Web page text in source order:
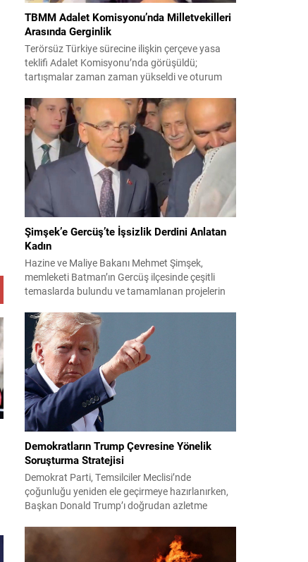
TBMM Adalet Komisyonu’nda Milletvekilleri
Arasında Gerginlik
Terörsüz Türkiye sürecine ilişkin çerçeve yasa
teklifi Adalet Komisyonu’nda görüşüldü;
tartışmalar zaman zaman yükseldi ve oturum
çalışmalarında kimi milletvekilleri arasında sözlü
gerilim yaşandı, daha sonra fiziksel arbede çıktı.
Görüşme sırasında İyi Parti ile MHP milletvekilleri
arasında söz düellosu başladı; taraflar birbirlerini
sert ifadelerle eleştirdi. Tartışma...
Şimşek’e Gercüş’te İşsizlik Derdini Anlatan
Kadın
Hazine ve Maliye Bakanı Mehmet Şimşek,
memleketi Batman’ın Gercüş ilçesinde çeşitli
temaslarda bulundu ve tamamlanan projelerin
sakinleriyle sohbet ettiği esnada bir yaşlı kadının
çocuklarının işsizliğine dair yakınmasını dinledi.
Kadının dertlerini Kürtçe olarak doğrudan Bakan
Şimşek’e aktarması, orada bulunanların ilgisini
çekti. Şimşek ise samimi bir...
Demokratların Trump Çevresine Yönelik
Soruşturma Stratejisi
Demokrat Parti, Temsilciler Meclisi’nde
çoğunluğu yeniden ele geçirmeye hazırlanırken,
Başkan Donald Trump’ı doğrudan azletme
hedef alan kapsamlı soruşturmalar yürütmeyi
planlıyor. Parti yöneticileri ve komisyon